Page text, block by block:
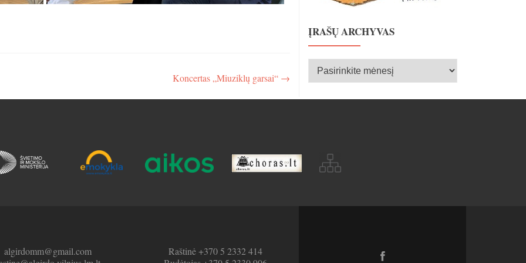
Koncertas „Miuziklų garsai“ →
ĮRAŠŲ ARCHYVAS
Įrašų
algirdomm@gmail.com
Raštinė +370 5 2332 414
Facebook